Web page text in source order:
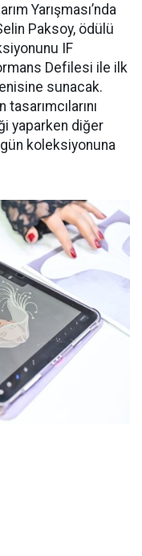
Yarışması’nda
Paksoy, ödülü
IF
Defilesi ile ilk
sunacak.
yaparken diğer
koleksiyonuna